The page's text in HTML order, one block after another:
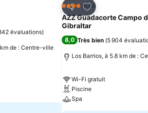
mes favoris
évaluations)
de : Centre-ville
Partager
Ajouter à mes
4 ÉtoilesHôtel
AZZ Guadacorte Campo
Gibraltar
8,0 Très bien (5 904
Los Barrios, à 5.8 km de :
Wi-Fi gratuit
Piscine
Spa